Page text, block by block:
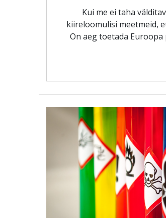
Kui me ei taha
kiireloomulisi meetmeid,
On aeg toetada